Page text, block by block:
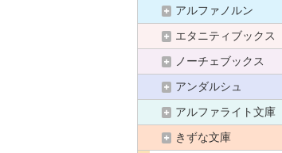
アルファノルン
エタニティブックス
ノーチェブックス
アンダルシュ
アルファライト文庫
きずな文庫